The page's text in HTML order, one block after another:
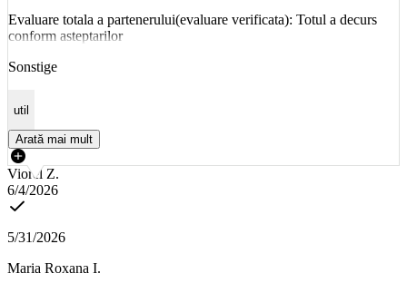
Evaluare totala a partenerului(evaluare verificata): Totul a decurs
conform asteptarilor
Sonstige
util
Arată mai mult
Viorel Z.
6/4/2026
5/31/2026
Maria Roxana I.